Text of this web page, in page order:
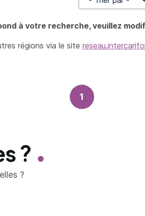
Trier par
à votre recherche, veuillez
régions via le site
1
?
?